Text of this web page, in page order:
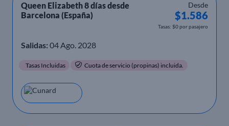
Queen Elizabeth 8 días desde
Barcelona (España)
Desde
$1.586
Tasas: $0 por pasajero
Salidas: 04 Ago. 2028
Tasas Incluidas Cuota de servicio (propinas) incluida.